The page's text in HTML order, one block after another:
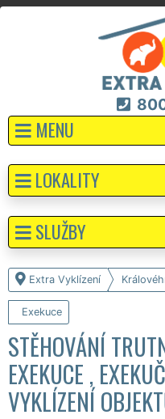
MENU
Extra Vyklízení
Exekuce
STĚHOVÁNÍ
EXEKUCE ,
VYKLÍZENÍ
LOKALITY
SLUŽBY